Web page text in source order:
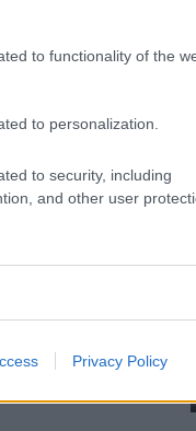
to functionality of the
to personalization.
to security, including
and other user
Privacy Policy